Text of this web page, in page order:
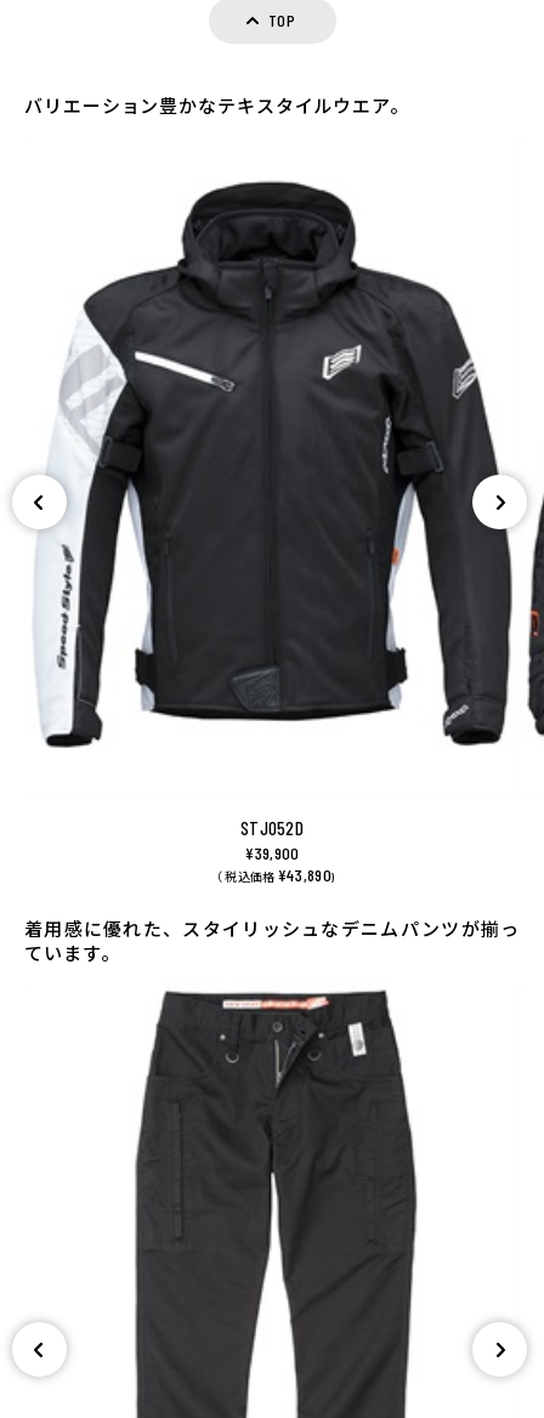
TOP
バリエーション豊かなテキスタイルウエア。
STJ052D
¥39,900
（ 税込価格 ¥43,890)
着用感に優れた、スタイリッシュなデニムパンツが揃っ
ています。